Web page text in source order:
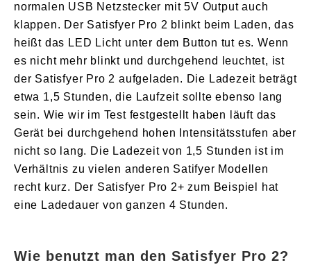
normalen USB Netzstecker mit 5V Output auch
klappen. Der Satisfyer Pro 2 blinkt beim Laden, das
heißt das LED Licht unter dem Button tut es. Wenn
es nicht mehr blinkt und durchgehend leuchtet, ist
der Satisfyer Pro 2 aufgeladen. Die Ladezeit beträgt
etwa 1,5 Stunden, die Laufzeit sollte ebenso lang
sein. Wie wir im Test festgestellt haben läuft das
Gerät bei durchgehend hohen Intensitätsstufen aber
nicht so lang. Die Ladezeit von 1,5 Stunden ist im
Verhältnis zu vielen anderen Satifyer Modellen
recht kurz. Der Satisfyer Pro 2+ zum Beispiel hat
eine Ladedauer von ganzen 4 Stunden.
Wie benutzt man den Satisfyer Pro 2?